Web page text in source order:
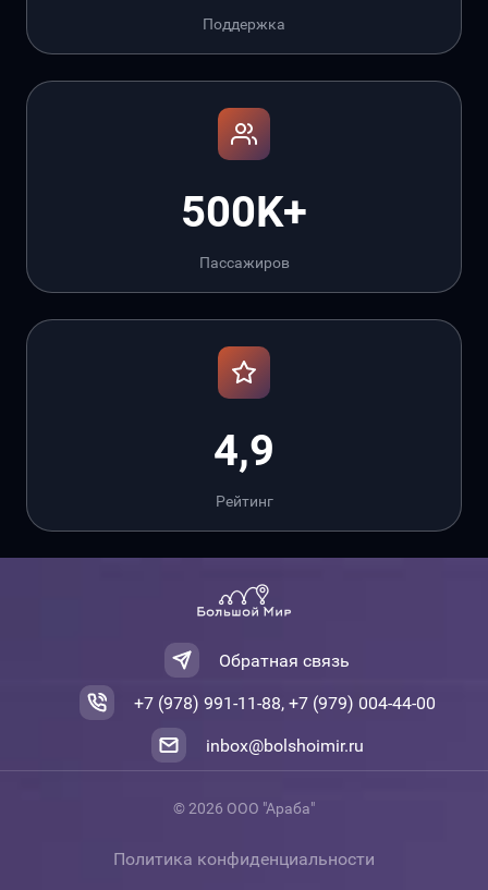
Поддержка
500K+
Пассажиров
4,9
Рейтинг
Обратная связь
+7 (978) 991-11-88, +7 (979) 004-44-00
inbox@bolshoimir.ru
© 2026 ООО "Араба"
Политика конфиденциальности